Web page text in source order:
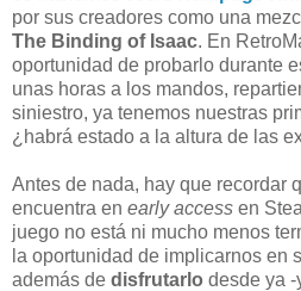
por sus creadores como una
The Binding of Isaac. En
oportunidad de probarlo durante
unas horas a los mandos,
siniestro, ya tenemos nuestras
¿habrá estado a la altura de las
Antes de nada, hay que recordar
encuentra en early access en
juego no está ni mucho menos
la oportunidad de implicarnos en
además de disfrutarlo desde ya -